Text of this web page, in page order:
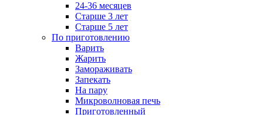
24-36 месяцев
Старше 3 лет
Старше 5 лет
По приготовлению
Варить
Жарить
Замораживать
Запекать
На пару
Микроволновая печь
Приготовленный